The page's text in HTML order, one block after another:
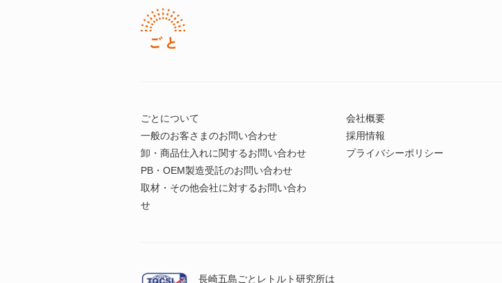
ごとについて
一般のお客さまのお問い合わせ
卸・商品仕入れに関するお問い合わせ
PB・OEM製造受託のお問い合わせ
取材・その他会社に対するお問い合わ
せ
会社概要
採用情報
プライバシーポリシー
長崎五島ごとレトルト研究所は